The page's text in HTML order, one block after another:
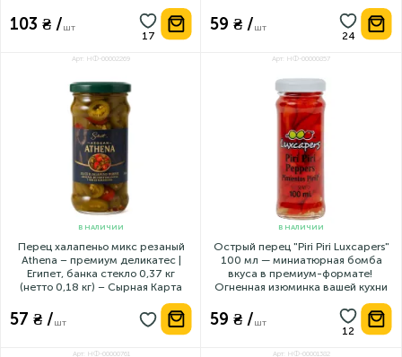
103 ₴ /шт 59 ₴ /шт
Арт: НФ-00002269
В НАЛИЧИИ
Перец халапеньо микс резаный
Athena – премиум деликатес |
Египет, банка стекло 0,37 кг
(нетто 0,18 кг) – Сырная Карта
57 ₴ /шт
Арт: НФ-00000857
В НАЛИЧИИ
Острый перец "Piri Piri Luxcapers"
100 мл — миниатюрная бомба
вкуса в премиум-формате! ️
Огненная изюминка вашей кухни
59 ₴ /шт
Арт: НФ-00000761 Арт: НФ-00001382